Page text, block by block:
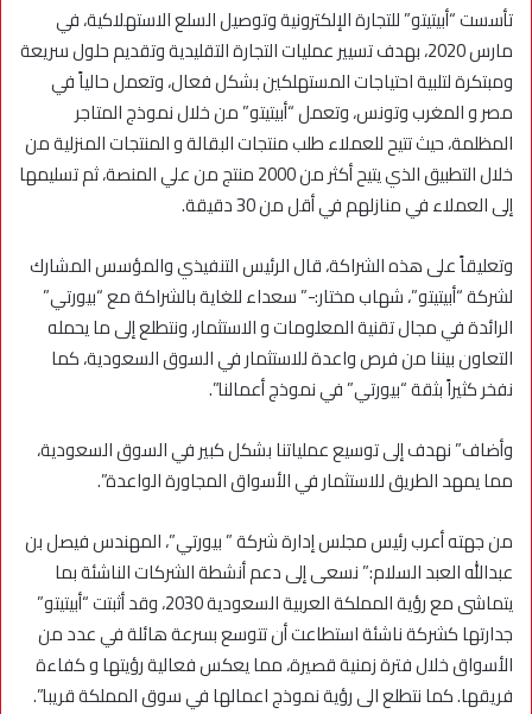
تأسست “أبيتيتو” للتجارة الإلكترونية وتوصيل السلع الاستهلاكية، في
مارس 2020، بهدف تسيير عمليات التجارة التقليدية وتقديم حلول سريعة
ومبتكرة لتلبية احتياجات المستهلكين بشكل فعال، وتعمل حالياً في
مصر و المغرب وتونس، وتعمل “أبيتيتو” من خلال نموذج المتاجر
المظلمة، حيث تتيح للعملاء طلب منتجات البقالة و المنتجات المنزلية من
خلال التطبيق الذي يتيح أكثر من 2000 منتج من علي المنصة، ثم تسليمها
إلى العملاء في منازلهم في أقل من 30 دقيقة.
وتعليقاً على هذه الشراكة، قال الرئيس التنفيذي والمؤسس المشارك
لشركة “أبيتيتو”، شهاب مختار:-” سعداء للغاية بالشراكة مع “بيورتي”
الرائدة في مجال تقنية المعلومات و الاستثمار، ونتطلع إلى ما يحمله
التعاون بيننا من فرص واعدة للاستثمار في السوق السعودية، كما
نفخر كثيراً بثقة “بيورتي” في نموذج أعمالنا”.
وأضاف” نهدف إلى توسيع عملياتنا بشكل كبير في السوق السعودية،
مما يمهد الطريق للاستثمار في الأسواق المجاورة الواعدة”.
من جهته أعرب رئيس مجلس إدارة شركة ” بيورتي”، المهندس فيصل بن
عبدالله العبد السلام:” نسعى إلى دعم أنشطة الشركات الناشئة بما
يتماشى مع رؤية المملكة العربية السعودية 2030، وقد أثبتت “أبيتيتو”
جدارتها كشركة ناشئة استطاعت أن تتوسع بسرعة هائلة في عدد من
الأسواق خلال فترة زمنية قصيرة، مما يعكس فعالية رؤيتها و كفاءة
فريقها. كما نتطلع الى رؤية نموذج اعمالها في سوق المملكة قريبا”.